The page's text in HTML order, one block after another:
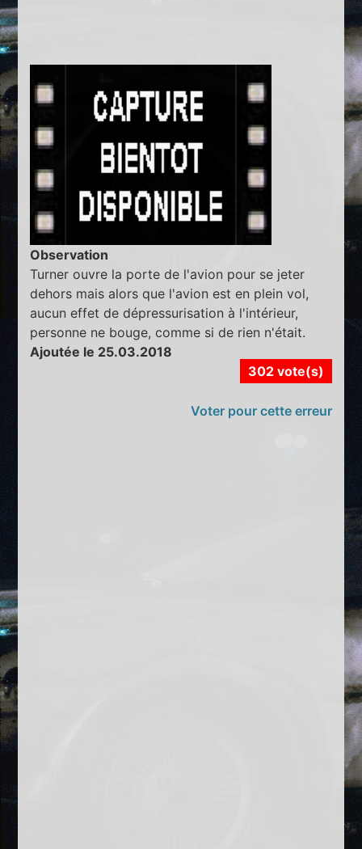
Observation
Turner ouvre la porte de l'avion pour se jeter
dehors mais alors que l'avion est en plein vol,
aucun effet de dépressurisation à l'intérieur,
personne ne bouge, comme si de rien n'était.
Ajoutée le 25.03.2018
302 vote(s)
Voter pour cette erreur